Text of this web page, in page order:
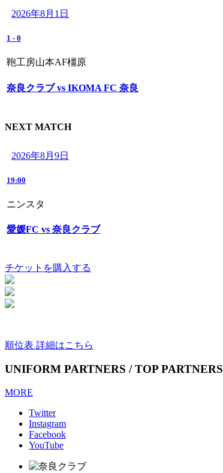
2026年8月1日
1 - 0
鞄工房山本AF橿原
奈良クラブ vs IKOMA FC 奈良
NEXT MATCH
2026年8月9日
19:00
ニンスタ
愛媛FC vs 奈良クラブ
チケットを購入する
順位表 詳細はこちら
UNIFORM PARTNERS / TOP PARTNERS
MORE
Twitter
Instagram
Facebook
YouTube